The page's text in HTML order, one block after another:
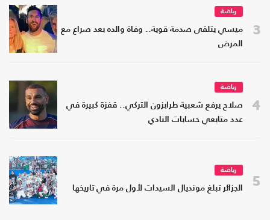
3
رياضة
ميسي يتلقى صدمة قوية.. وفاة والده بعد صراع مع
المرض
4
رياضة
صلاح يرفع شعبية طرابزون التركي.. قفزة كبيرة في
عدد متابعي حسابات النادي
5
رياضة
الجزائر تبلغ مونديال السيدات لأول مرة في تاريخها